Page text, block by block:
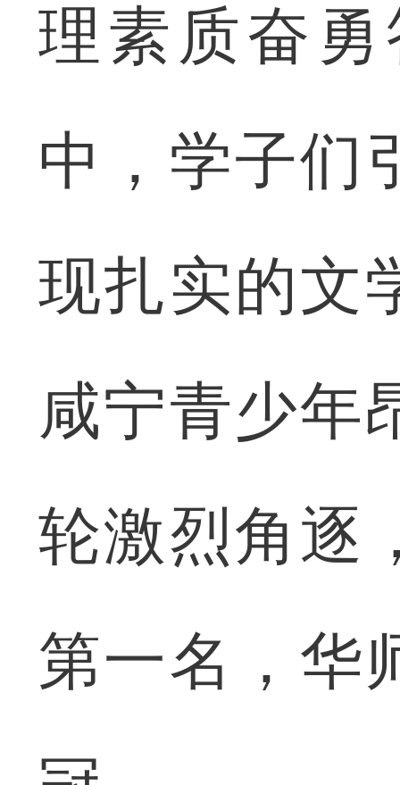
理素质奋
中，学子们
现扎实的文
咸宁青少年
轮激烈角逐
第一名，华